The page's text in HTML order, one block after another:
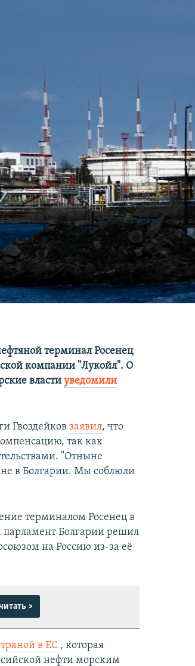
терминал Росенец
компании "Лукойл". О
властиуведомили
Гвоздейковзаявил, что
так как
"Отныне
не в Болгарии. Мы соблюли
терминалом Росенец в
парламент Болгарии решил
на Россию из-за её
>
в ЕС , которая
нефти морским